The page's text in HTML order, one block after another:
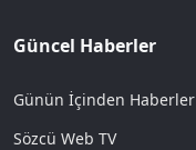
Güncel Haberler
Günün İçinden Haberler
Sözcü Web TV